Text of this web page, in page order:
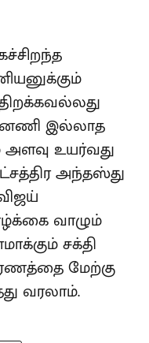
இல்லாத
உயர்வது
அந்தஸ்து
வாழும்
சக்தி
மேற்கு
வரலாம்.